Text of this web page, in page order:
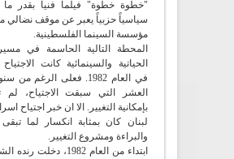
"خطوة خطوة" فيلماً فنياً بقدر ما
سياسياً حزبياً يعبر عن موقف نضالي
مؤسسة السينما الفلسطينية.
المحطة التالية الحاسمة في
الحياتية والسينمائية كانت الاجتياح
في العام 1982. فعلى الرغم
العشر التي سبقت الاجتياح، لم
بإمكانية التغيير. الا ان خبر اجتياح
لبنان كان بمثابة انكسار لما
والبراءة ومشروع التغيير.
ابتداء من العام 1982،